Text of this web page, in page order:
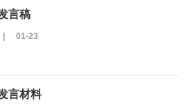
言稿
| 01-23
言材料